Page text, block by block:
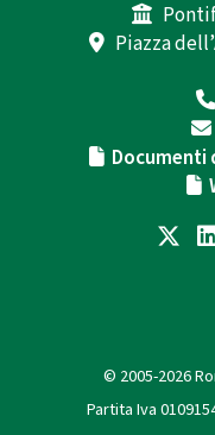
Piazza
Documenti
© 2005-2026
Partita Iva